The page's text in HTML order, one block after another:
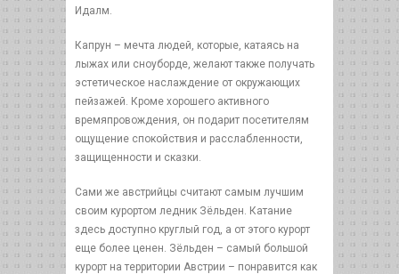
Идалм.
Капрун – мечта людей, которые, катаясь на
лыжах или сноуборде, желают также получать
эстетическое наслаждение от окружающих
пейзажей. Кроме хорошего активного
времяпровождения, он подарит посетителям
ощущение спокойствия и расслабленности,
защищенности и сказки.
Сами же австрийцы считают самым лучшим
своим курортом ледник Зёльден. Катание
здесь доступно круглый год, а от этого курорт
еще более ценен. Зёльден – самый большой
курорт на территории Австрии – понравится как